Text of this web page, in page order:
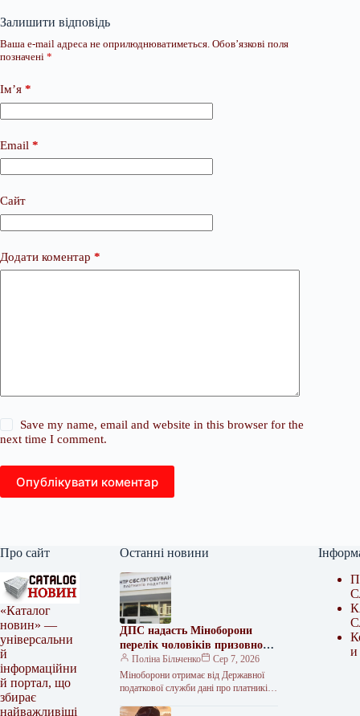
Залишити відповідь
Ваша e-mail адреса не оприлюднюватиметься. Обов’язкові поля
позначені *
Ім’я *
Email *
Сайт
Додати коментар *
Save my name, email and website in this browser for the
next time I comment.
Опублікувати коментар
Про сайт
«Каталог
новин» —
універсальни
й
інформаційни
й портал, що
збирає
найважливіші
Останні новини
ДПС надасть Міноборони
перелік чоловіків призовного
вікуПоліна Більченко
Сер 7, 2026
Міноборони отримає від Державної
податкової служби дані про платників
передасть Міністерству оборони дані з
и